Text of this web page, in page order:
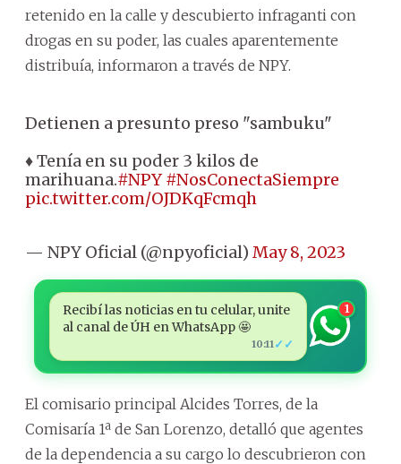
retenido en la calle y descubierto infraganti con
drogas en su poder, las cuales aparentemente
distribuía, informaron a través de NPY.
Detienen a presunto preso "sambuku"
♦ Tenía en su poder 3 kilos de
marihuana.#NPY #NosConectaSiempre
pic.twitter.com/OJDKqFcmqh
— NPY Oficial (@npyoficial) May 8, 2023
Recibí las noticias en tu celular, unite
al canal de ÚH en WhatsApp 🤩
10:11 ✓✓
1
El comisario principal Alcides Torres, de la
Comisaría 1ª de San Lorenzo, detalló que agentes
de la dependencia a su cargo lo descubrieron con